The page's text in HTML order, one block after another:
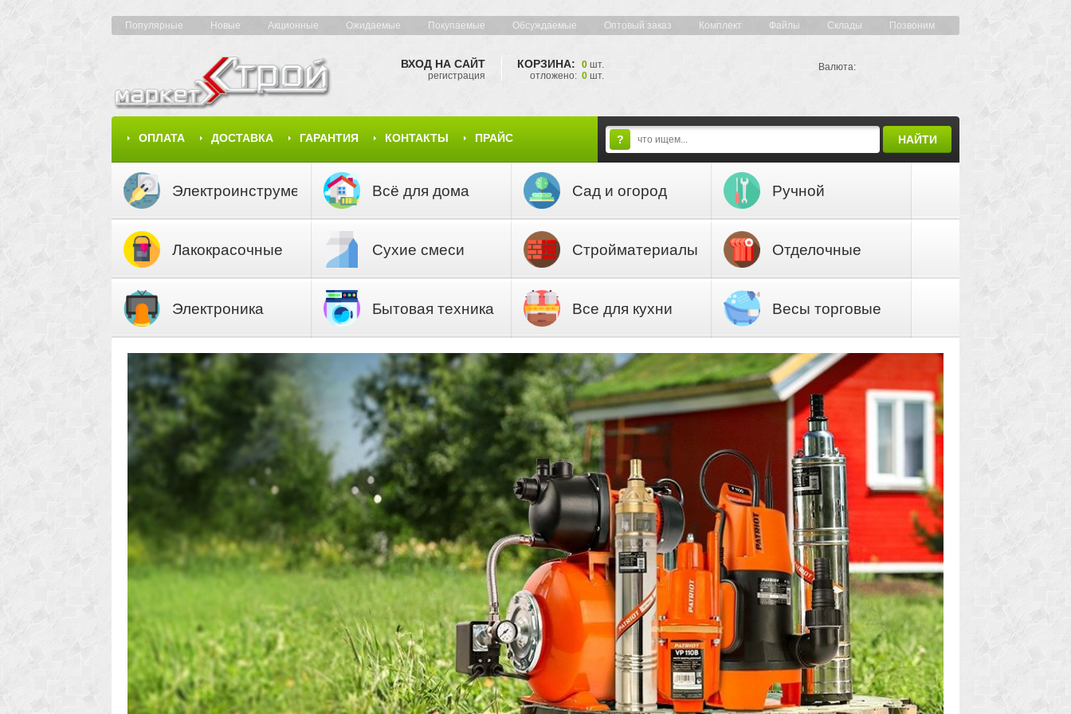
Популярные Новые Акционные Ожидаемые Покупаемые Обсуждаемые Оптовый заказ Комплект Файлы Склады Позвоним
Валюта:
? НАЙТИ
ОПЛАТА ДОСТАВКА ГАРАНТИЯ КОНТАКТЫ ПРАЙС
КАРТА САЙТА
КОРЗИНА: 0 шт.
отложено: 0 шт.
ВХОД НА САЙТ
регистрация
Электроинструмент Всё для дома Сад и огород
Ручной
Лакокрасочные
Сухие смеси Стройматериалы
Отделочные
Электроника Бытовая техника Все для кухни Весы торговые